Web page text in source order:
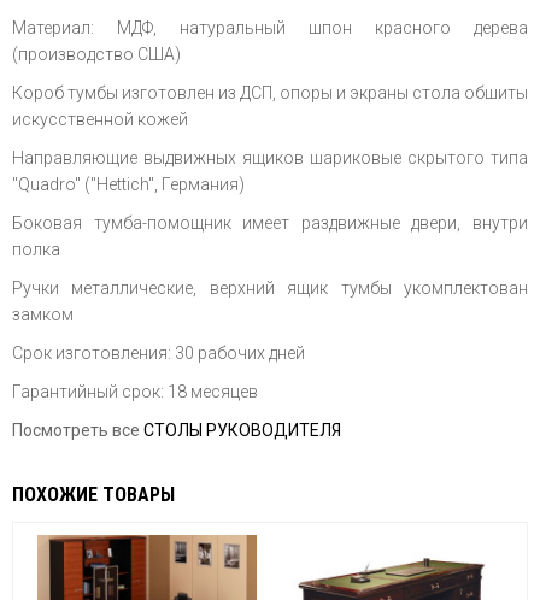
Материал: МДФ, натуральный шпон красного дерева
(производство США)
Короб тумбы изготовлен из ДСП, опоры и экраны стола обшиты
искусственной кожей
Направляющие выдвижных ящиков шариковые скрытого типа
"Quadro" ("Hettich", Германия)
Боковая тумба-помощник имеет раздвижные двери, внутри
полка
Ручки металлические, верхний ящик тумбы укомплектован
замком
Срок изготовления: 30 рабочих дней
Гарантийный срок: 18 месяцев
Посмотреть все СТОЛЫ РУКОВОДИТЕЛЯ
ПОХОЖИЕ ТОВАРЫ